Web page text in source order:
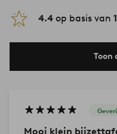
4.4 op basis van
Toon
Mooi klein